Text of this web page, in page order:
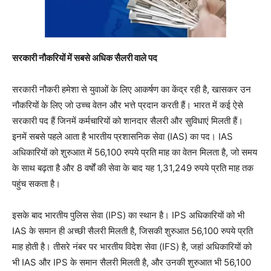
सरकारी नौकरियों में सबसे अधिक सैलरी वाले पद
सरकारी नौकरी हमेशा से युवाओं के लिए आकर्षण का केंद्र रही है, खासकर उन
नौकरियों के लिए जो उच्च वेतन और भत्ते प्रदान करती हैं। भारत में कई ऐसे
सरकारी पद हैं जिनमें कर्मचारियों को शानदार सैलरी और सुविधाएं मिलती हैं।
इनमें सबसे पहले आता है भारतीय प्रशासनिक सेवा (IAS) का पद। IAS
अधिकारियों को शुरुआत में 56,100 रुपये प्रति माह का वेतन मिलता है, जो समय
के साथ बढ़ता है और 8 वर्षों की सेवा के बाद यह 1,31,249 रुपये प्रति माह तक
पहुंच सकता है।
इसके बाद भारतीय पुलिस सेवा (IPS) का स्थान है। IPS अधिकारियों को भी
IAS के समान ही अच्छी सैलरी मिलती है, जिसकी शुरुआत 56,100 रुपये प्रति
माह होती है। तीसरे नंबर पर भारतीय विदेश सेवा (IFS) है, जहां अधिकारियों को
भी IAS और IPS के समान सैलरी मिलती है, और उनकी शुरुआत भी 56,100